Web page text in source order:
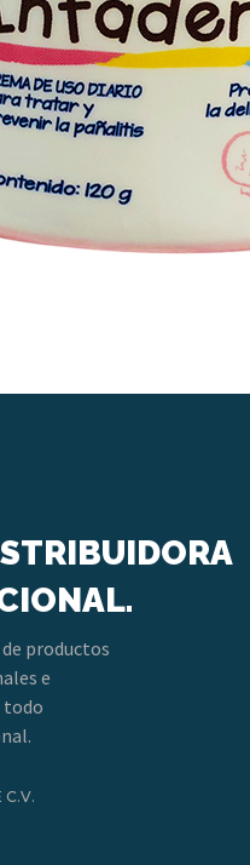
productos
e
todo
C.V.